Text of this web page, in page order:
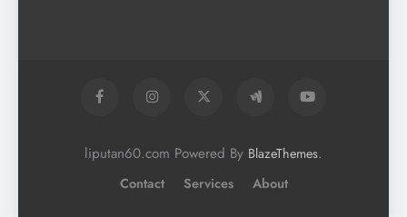
liputan60.com Powered By BlazeThemes.
Contact Services About